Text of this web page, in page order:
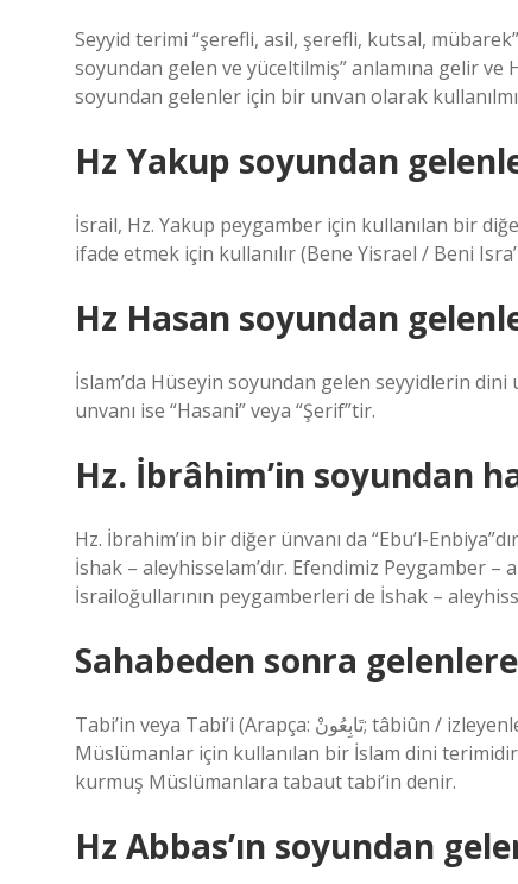
Seyyid terimi “şerefli, asil, şerefli, kutsal,
soyundan gelen ve yüceltilmiş” anlamına gelir ve
soyundan gelenler için bir unvan olarak
Hz Yakup soyundan
İsrail, Hz. Yakup peygamber için kullanılan bir
ifade etmek için kullanılır (Bene Yisrael / Beni
Hz Hasan soyundan
İslam’da Hüseyin soyundan gelen seyyidlerin
unvanı ise “Hasani” veya “Şerif”tir.
Hz. İbrâhim’in soyundan
Hz. İbrahim’in bir diğer ünvanı da “Ebu’l-
İshak – aleyhisselam’dır. Efendimiz Peygamber
İsrailoğullarının peygamberleri de İshak –
Sahabeden sonra
Tabi’in veya Tabi’i (Arapça: تَابِعُونْ; tâbiûn / izleyenler) sahabeleri görmüş ve onlarla bir şekilde temas kurmuş
Müslümanlar için kullanılan bir İslam dini
kurmuş Müslümanlara tabaut tabi’in denir.
Hz Abbas’ın soyundan